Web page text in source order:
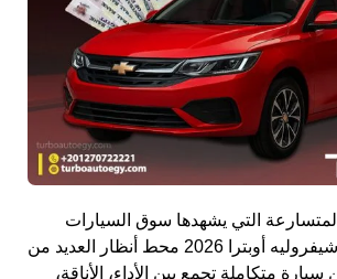
التي يشهدها سوق السيارات
المصري، أصبحت شيفروليه أوبترا 2026 محط أنظار العديد من
سيارة متكاملة تجمع بين الأداء، الأناقة،